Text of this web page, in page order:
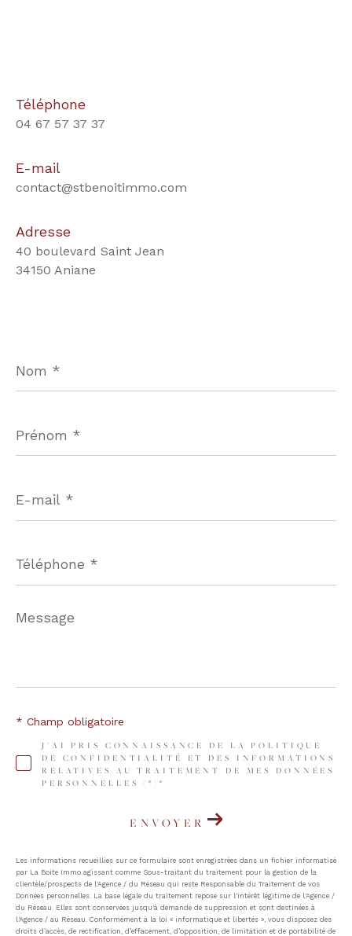
Téléphone
04 67 57 37 37
E-mail
contact@stbenoitimmo.com
Adresse
40 boulevard Saint Jean
34150 Aniane
*
*
mail
*
*
Message
*
J'AI PRIS CONNAISSANCE DE LA POLITIQUE
DE CONFIDENTIALITÉ ET DES INFORMATIONS
RELATIVES AU TRAITEMENT DE MES DONNÉES
PERSONNELLES (*)*
* Champ obligatoire
ENVOYER
Les informations recueillies sur ce formulaire sont enregistrées dans un fichier informatisé
par La Boite Immo agissant comme Sous-traitant du traitement pour la gestion de la
clientèle/prospects de l'Agence / du Réseau qui reste Responsable du Traitement de vos
Données personnelles. La base légale du traitement repose sur l'intérêt légitime de l'Agence /
du Réseau. Elles sont conservées jusqu'à demande de suppression et sont destinées à
l'Agence / au Réseau. Conformément à la loi « informatique et libertés », vous disposez des
droits d’accès, de rectification, d’effacement, d’opposition, de limitation et de portabilité de